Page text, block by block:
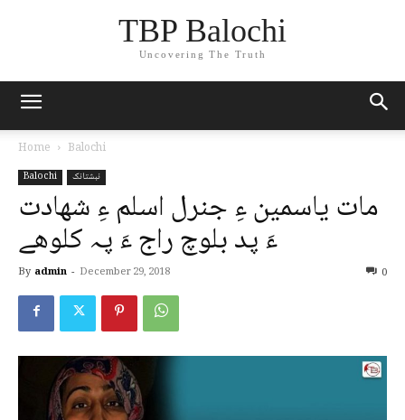
TBP Balochi
Uncovering The Truth
Home Balochi
Balochi نبشتانک
مات یاسمین ءِ جنرل اسلم ءِ شھادت
ءَ پد بلوچ راج ءَ پہ کلوھے
By admin - December 29, 2018 0